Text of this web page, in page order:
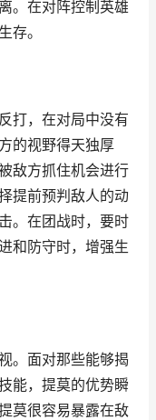
。在对阵控制英雄
存。
打，在对局中没有
的视野得天独厚
敌方抓住机会进行
提前预判敌人的动
。在团战时，要时
和防守时，增强生
。面对那些能够揭
能，提莫的优势瞬
莫很容易暴露在敌